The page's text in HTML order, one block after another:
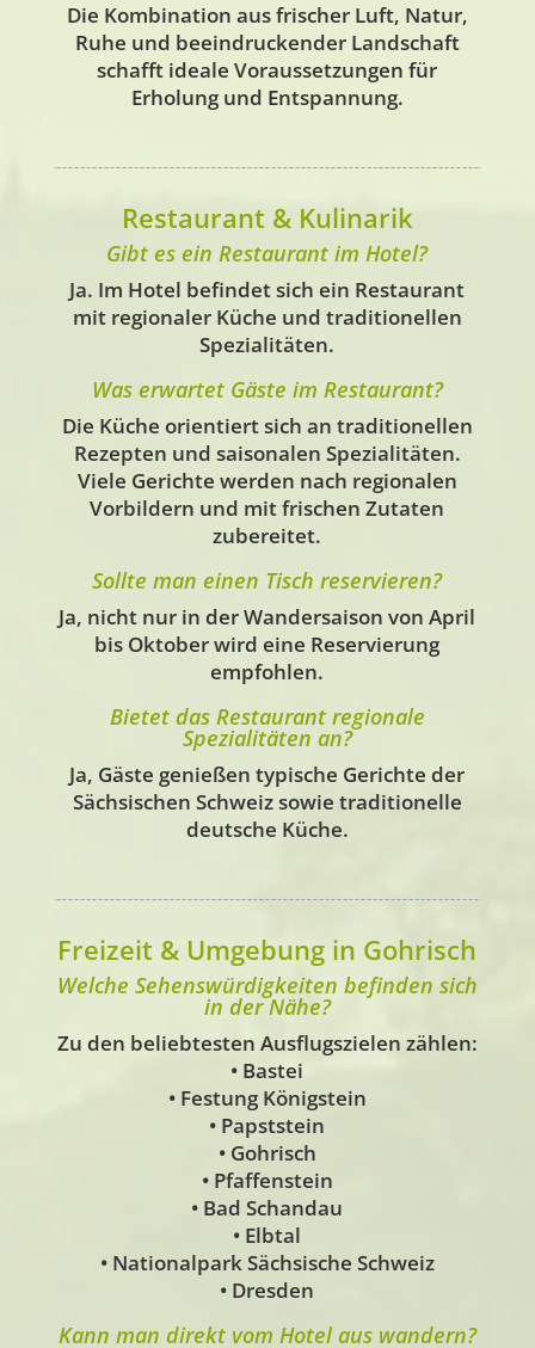
Die Kombination aus frischer Luft, Natur,
Ruhe und beeindruckender Landschaft
schafft ideale Voraussetzungen für
Erholung und Entspannung.
Restaurant & Kulinarik
Gibt es ein Restaurant im Hotel?
Ja. Im Hotel befindet sich ein Restaurant
mit regionaler Küche und traditionellen
Spezialitäten.
Was erwartet Gäste im Restaurant?
Die Küche orientiert sich an traditionellen
Rezepten und saisonalen Spezialitäten.
Viele Gerichte werden nach regionalen
Vorbildern und mit frischen Zutaten
zubereitet.
Sollte man einen Tisch reservieren?
Ja, nicht nur in der Wandersaison von April
bis Oktoberwird eine Reservierung
empfohlen.
Bietet das Restaurant regionale
Spezialitäten an?
Ja, Gäste genießen typische Gerichte der
Sächsischen Schweiz sowie traditionelle
deutsche Küche.
Freizeit & Umgebung in Gohrisch
Welche Sehenswürdigkeiten befinden sich
in der Nähe?
Zu den beliebtesten Ausflugszielen zählen:
• Bastei
• Festung Königstein
• Papststein
• Gohrisch
• Pfaffenstein
• Bad Schandau
• Elbtal
• Nationalpark Sächsische Schweiz
• Dresden
Kann man direkt vom Hotel aus wandern?